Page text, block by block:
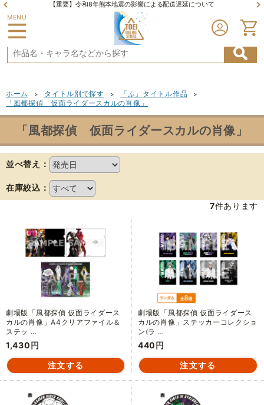
【重要】令和8年熊本地震の影響による配送遅延について
MENU
ホーム > タイトル別で探す > 「ふ」タイトル作品 >
「風都探偵 仮面ライダースカルの肖像」
「風都探偵 仮面ライダースカルの肖像」
並べ替え：
在庫絞込：
7件あります
劇場版「風都探偵 仮面ライダース
カルの肖像」A4クリアファイル＆
ステッ …
1,430円
劇場版「風都探偵 仮面ライダース
カルの肖像」ステッカーコレクショ
ン(ラ …
440円